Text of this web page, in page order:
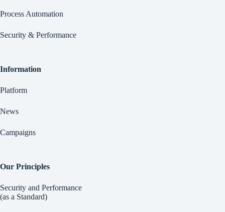
Process Automation
Security & Performance
Information
Platform
News
Campaigns
Our Principles
Security and Performance
(as a Standard)